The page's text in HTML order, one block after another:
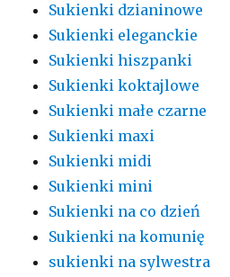
Sukienki dzianinowe
Sukienki eleganckie
Sukienki hiszpanki
Sukienki koktajlowe
Sukienki małe czarne
Sukienki maxi
Sukienki midi
Sukienki mini
Sukienki na co dzień
Sukienki na komunię
sukienki na sylwestra